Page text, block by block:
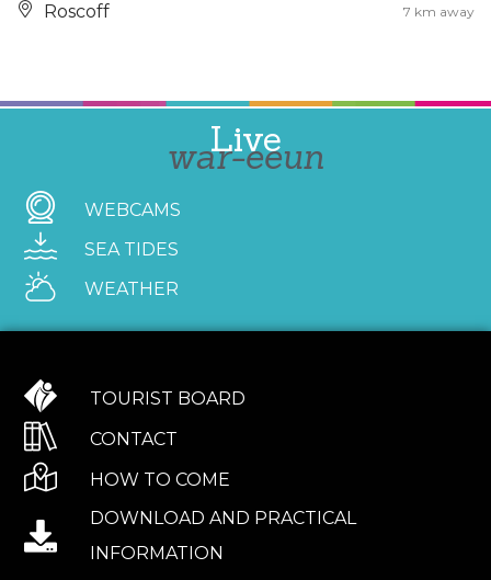
Roscoff 7 km away
Live
war-eeun
WEBCAMS
SEA TIDES
WEATHER
TOURIST BOARD
CONTACT
HOW TO COME
DOWNLOAD AND PRACTICAL
INFORMATION